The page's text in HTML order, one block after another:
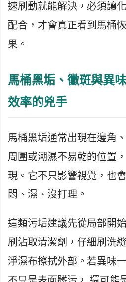
速刷動就能解決，必須讓
配合，才會真正看到馬桶
果。
馬桶黑垢、黴斑與異
效率的兇手
馬桶黑垢通常出現在邊角
周圍或潮濕不易乾的位置
現。它不只影響視覺，也
悶、濕、沒打理。
這類污垢建議先從局部開
刷沾取清潔劑，仔細刷洗
淨濕布擦拭外部。若異味